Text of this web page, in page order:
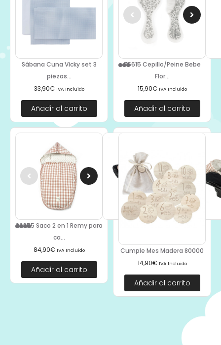
Sábana Cuna Vicky set 3
piezas...
33,90€ IVA Incluido
Añadir al carrito
75615 Cepillo/Peine Bebe
Flor...
15,90€ IVA Incluido
Añadir al carrito
36355 Saco 2 en 1 Remy para
ca...
84,90€ IVA Incluido
Añadir al carrito
Cumple Mes Madera 80000
14,90€ IVA Incluido
Añadir al carrito